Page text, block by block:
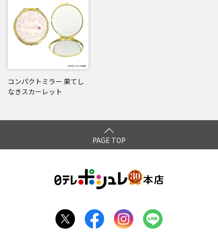
コンパクトミラー 果てし
なきスカーレット
PAGE TOP